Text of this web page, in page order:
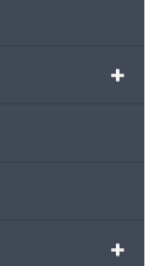
+
+